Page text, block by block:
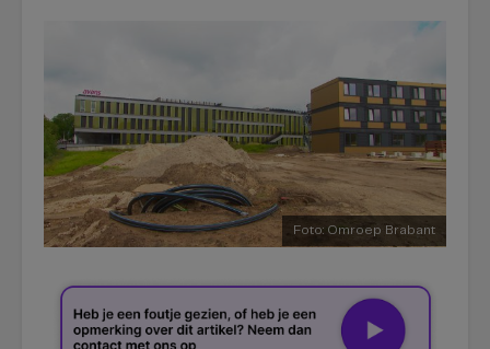
Foto: Omroep Brabant